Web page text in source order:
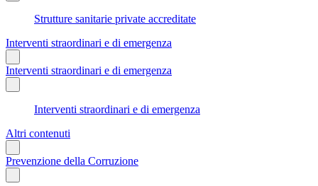
Strutture sanitarie private accreditate
Interventi straordinari e di emergenza
Interventi straordinari e di emergenza
Interventi straordinari e di emergenza
Altri contenuti
Prevenzione della Corruzione